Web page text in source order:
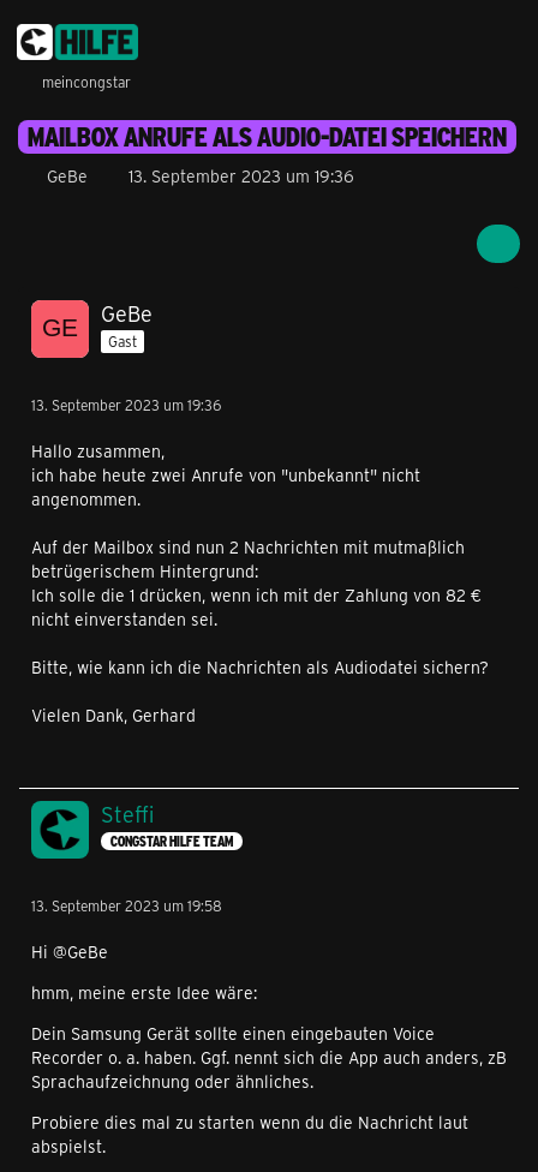
meincongstar
MAILBOX ANRUFE ALS AUDIO-DATEI SPEICHERN
GeBe 13. September 2023 um 19:36
GeBe
Gast
13. September 2023 um 19:36
Hallo zusammen,
ich habe heute zwei Anrufe von "unbekannt" nicht
angenommen.
Auf der Mailbox sind nun 2 Nachrichten mit mutmaßlich
betrügerischem Hintergrund:
Ich solle die 1 drücken, wenn ich mit der Zahlung von 82 €
nicht einverstanden sei.
Bitte, wie kann ich die Nachrichten als Audiodatei sichern?
Vielen Dank, Gerhard
Steffi
CONGSTAR HILFE TEAM
13. September 2023 um 19:58
Hi @GeBe
hmm, meine erste Idee wäre:
Dein Samsung Gerät sollte einen eingebauten Voice
Recorder o. a. haben. Ggf. nennt sich die App auch anders, zB
Sprachaufzeichnung oder ähnliches.
Probiere dies mal zu starten wenn du die Nachricht laut
abspielst.